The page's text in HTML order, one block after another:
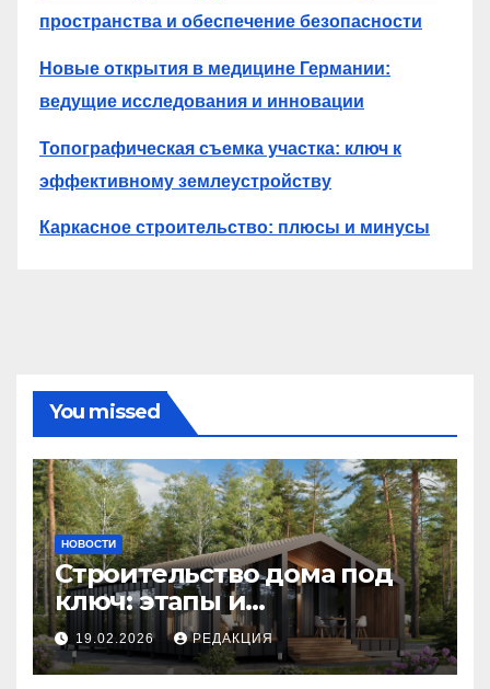
пространства и обеспечение безопасности
Новые открытия в медицине Германии:
ведущие исследования и инновации
Топографическая съемка участка: ключ к
эффективному землеустройству
Каркасное строительство: плюсы и минусы
You missed
НОВОСТИ
Строительство дома под
ключ: этапы и
планирование бюджета
19.02.2026 РЕДАКЦИЯ